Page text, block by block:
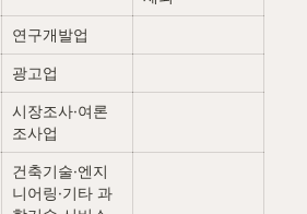
연구개발업
광고업
시장조사·여론
조사업
건축기술·엔지
니어링·기타 과